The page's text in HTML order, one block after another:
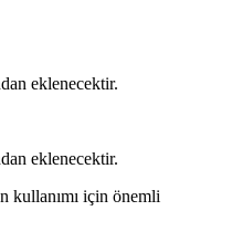
eklenecektir.
eklenecektir.
kullanımı için önemli